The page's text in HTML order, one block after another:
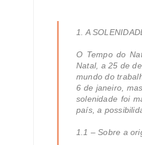
1. A
O Tempo do
Natal, a 25 de
mundo do
6 de janeiro,
solenidade foi
país, a
1.1 – Sobre a